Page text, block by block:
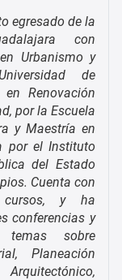
egresado de la
con
Urbanismo y
de
en Renovación
por la Escuela
y Maestría en
por el Instituto
del Estado
Cuenta con
y ha
conferencias y
sobre
Planeación